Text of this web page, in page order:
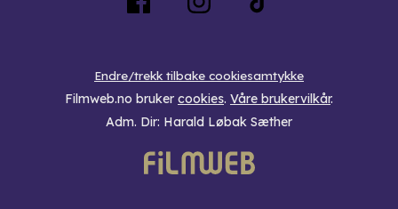
Endre/trekk tilbake cookiesamtykke
Filmweb.no bruker cookies. Våre brukervilkår.
Adm. Dir: Harald Løbak Sæther